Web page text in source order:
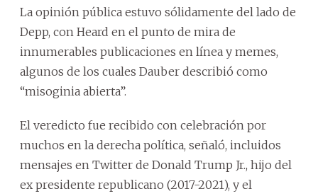
La opinión pública estuvo sólidamente del lado de
Depp, con Heard en el punto de mira de
innumerables publicaciones en línea y memes,
algunos de los cuales Dauber describió como
“misoginia abierta”.
El veredicto fue recibido con celebración por
muchos en la derecha política, señaló, incluidos
mensajes en Twitter de Donald Trump Jr., hijo del
ex presidente republicano (2017-2021), y el